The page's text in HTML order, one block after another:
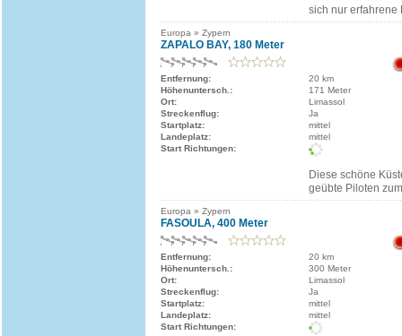
sich nur erfahrene
Europa » Zypern
ZAPALO BAY, 180 Meter
Entfernung:
20 km
Höhenuntersch.:
171 Meter
Ort:
Limassol
Streckenflug:
Ja
Startplatz:
mittel
Landeplatz:
mittel
Start Richtungen:
Diese schöne
geübte Piloten
Europa » Zypern
FASOULA, 400 Meter
Entfernung:
20 km
Höhenuntersch.:
300 Meter
Ort:
Limassol
Streckenflug:
Ja
Startplatz:
mittel
Landeplatz:
mittel
Start Richtungen: